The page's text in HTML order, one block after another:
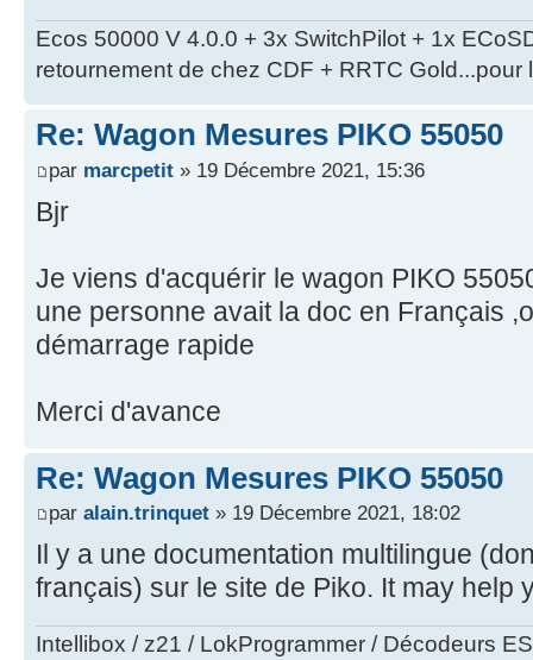
Ecos 50000 V 4.0.0 + 3x SwitchPilot + 1x
retournement de chez CDF + RRTC Gold...pour
Re: Wagon Mesures PIKO 55050
par marcpetit » 19 Décembre 2021, 15:36
Bjr
Je viens d'acquérir le wagon PIKO
une personne avait la doc en Français
démarrage rapide
Merci d'avance
Re: Wagon Mesures PIKO 55050
par alain.trinquet » 19 Décembre 2021, 18:02
Il y a une documentation multilingue
français) sur le site de Piko. It may help
Intellibox / z21 / LokProgrammer / Décodeurs